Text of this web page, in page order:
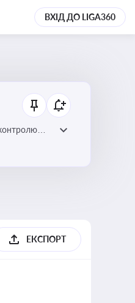
ВХІД ДО LIGA360
ЕКСПОРТ